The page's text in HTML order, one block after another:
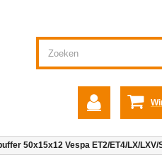
50x15x12 Vespa ET2/ET4/LX/LXV/